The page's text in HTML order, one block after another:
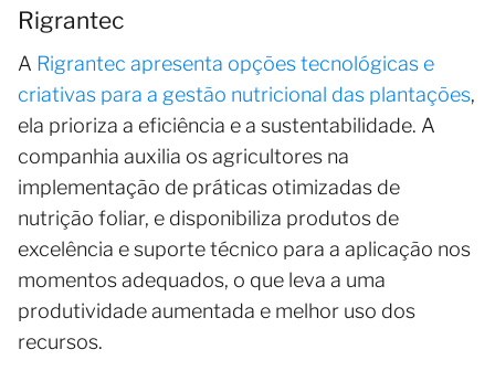
Rigrantec
A Rigrantec apresenta opções tecnológicas e
criativas para a gestão nutricional das plantações,
ela prioriza a eficiência e a sustentabilidade. A
companhia auxilia os agricultores na
implementação de práticas otimizadas de
nutrição foliar, e disponibiliza produtos de
excelência e suporte técnico para a aplicação nos
momentos adequados, o que leva a uma
produtividade aumentada e melhor uso dos
recursos.